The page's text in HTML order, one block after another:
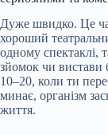
Дуже швидко. Це
хороший
одному спектаклі,
зйомок чи вистави
10–20, коли ти
минає, організм
життя.